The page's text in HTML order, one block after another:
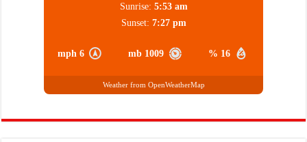
16 %
1009 mb
6 mph
Sunrise: 5:53 am
Sunset: 7:27 pm
Weather from OpenWeatherMap